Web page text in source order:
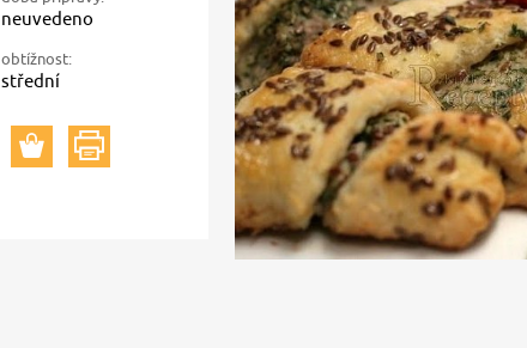
neuvedeno
obtížnost:
střední